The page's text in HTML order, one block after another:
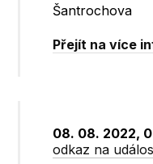
Šantrochova
Přejít na více
08. 08. 2022,
odkaz na